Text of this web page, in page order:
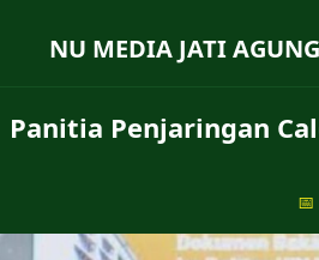
NU MEDIA JATI AGUNG
Panitia Penjaringan